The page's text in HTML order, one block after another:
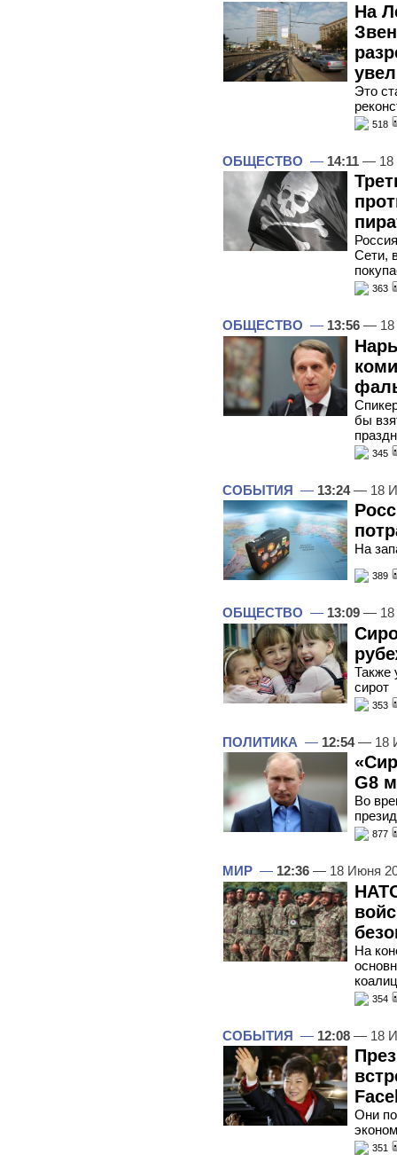
На
Это
518
ОБЩЕСТВО — 14:11 — 18
Сети,
363
ОБЩЕСТВО — 13:56 — 18
бы
345
СОБЫТИЯ — 13:24— 18
На
389
ОБЩЕСТВО — 13:09 — 18
Также
сирот
353
ПОЛИТИКА — 12:54— 18
G8
Во
877
МИР — 12:36 — 18 Июня
На
354
СОБЫТИЯ — 12:08 — 18
Они
351